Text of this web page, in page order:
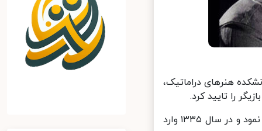
هنرهای دراماتیک،
را تایید کرد.
اسماعیل شنگله در سال ۱۳۱۵ در تهران متولد شد، تئاتر را از سال ۱۳۳۲ آغاز نمود و در سال ۱۳۳۵ وارد